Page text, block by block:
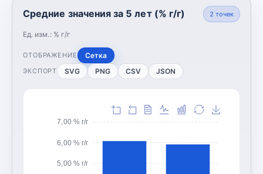
Средние значения за 5 лет (% г/г)
Ед. изм.: % г/г
2 точек
ОТОБРАЖЕНИЕ Сетка
ЭКСПОРТ SVG PNG CSV JSON
5,00 % г/г
6,00 % г/г
7,00 % г/г